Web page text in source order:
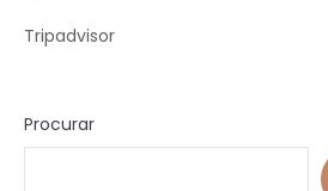
Tripadvisor
Procurar